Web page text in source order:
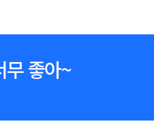
무 좋아~